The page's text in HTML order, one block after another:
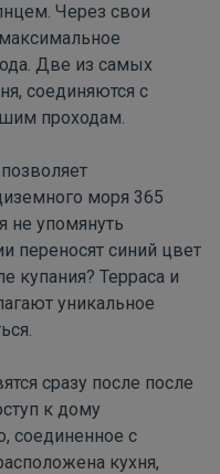
Через свои
Две из самых
соединяются с
проходам.
позволяет
моря 365
не упомянуть
переносят синий цвет
купания? Терраса и
уникальное
сразу после после
к дому
соединенное с
кухня,